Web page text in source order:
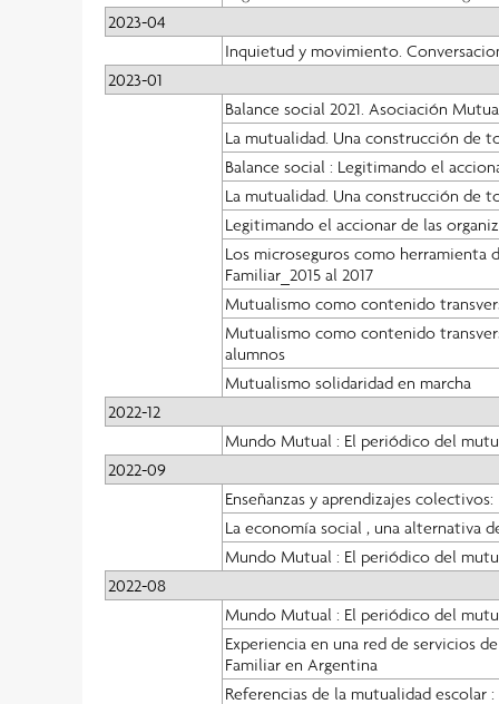
2023-04
Inquietud y movimiento.
2023-01
Balance social 2021. Asociación
La mutualidad. Una construcción de
Balance social : Legitimando el
La mutualidad. Una construcción de
Legitimando el accionar de las
Los microseguros como herramienta
Familiar_2015 al 2017
Mutualismo como contenido
Mutualismo como contenido
alumnos
Mutualismo solidaridad en marcha
2022-12
Mundo Mutual : El periódico del
2022-09
Enseñanzas y aprendizajes
La economía social , una alternativa
Mundo Mutual : El periódico del
2022-08
Mundo Mutual : El periódico del
Experiencia en una red de servicios
Familiar en Argentina
Referencias de la mutualidad